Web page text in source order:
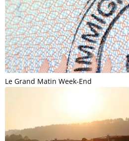
Le Grand Matin Week-End